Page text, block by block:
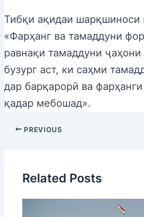
Тибқи ақидаи
«Фарҳанг ва тамаддуни
равнақи тамаддуни
бузург аст, ки саҳми
дар барқарорӣ ва
қадар мебошад».
PREVIOUS
Related Posts